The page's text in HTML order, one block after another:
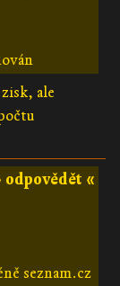
ale
odpovědět «
seznam.cz